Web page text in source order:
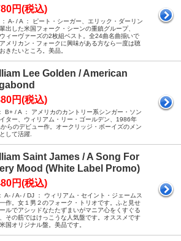
円(税込)
A- / A ： ピート・シーガー、エリック・ダーリン
出した米国フォーク・シーンの重鎮グループ、
ィーヴァーズの2枚組ベスト。全24曲名曲揃いで
メリカン・フォークに興味がある方なら一度は聴
きたいところ。美品。
Lee Golden / American
円(税込)
B+ / A ： アメリカのカントリー系シンガー・ソン
ター、ウィリアム・リー・ゴールデン、1986年
らのデビュー作。オークリッジ・ボーイズのメン
して活躍.
Saint James / A Song For
Mood (White Label Promo)
円(税込)
A- / A- / DJ ： ウィリアム・セイント・ジェームス
作。女１男２のフォーク・トリオです。ふと見せ
ルでアシッドなたたずまいがマニア心をくすぐる
その筋ではけっこうな人気盤です。オススメです
国オリジナル盤。美品です。